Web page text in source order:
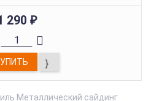
290 ₽
Металлический сайдинг